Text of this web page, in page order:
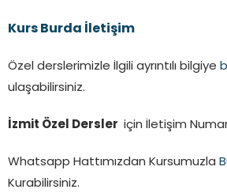
Kurs Burda İletişim
Özel derslerimizle İlgili ayrıntılı bilgiye
ulaşabilirsiniz.
İzmit Özel Dersler için İletişim
Whatsapp Hattımızdan Kursumuzla
Kurabilirsiniz.